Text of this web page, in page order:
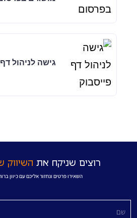
גישה לניהול
רוצים שניקח את השיווק
השאירו פרטים ונחזור אליכם עם כיוון